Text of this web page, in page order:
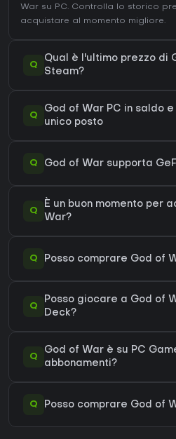
War su PC. Controlla lo storico
acquistare al momento migliore.
Q
Qual è l'ultimo prezzo di
Steam?
Q
God of War PC in saldo
unico posto
Q God of War supporta
Q
È un buon momento per
War?
Q Posso comprare God of
Q
Posso giocare a God of
Deck?
Q
God of War è su PC
abbonamenti?
Q Posso comprare God of